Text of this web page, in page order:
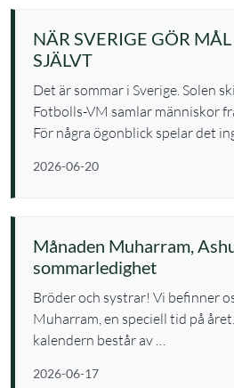
NÄR SVERIGE GÖR
SJÄLVT
Det är sommar i Sverige. Solen
Fotbolls-VM samlar människor
För några ögonblick spelar det
2026-06-20
Månaden Muharram,
sommarledighet
Bröder och systrar! Vi befinner
Muharram, en speciell tid på
kalendern består av …
2026-06-17